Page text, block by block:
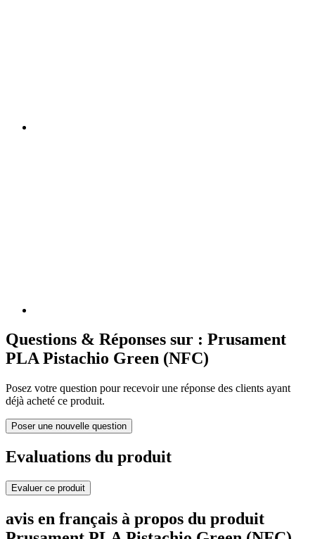
Questions & Réponses sur : Prusament
PLA Pistachio Green (NFC)
Posez votre question pour recevoir une réponse des clients ayant
déjà acheté ce produit.
Poser une nouvelle question
Evaluations du produit
Evaluer ce produit
avis en français à propos du produit